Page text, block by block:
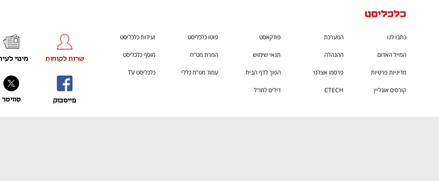
כתבו לנו המערכת פודקאסט פוטו כלכליסט ועידות כלכליסט
המייל האדום ההנהלה תנאי שימוש המרת מט"ח מוסף כלכליסט
מדיניות פרטיות פרסמו אצלנו הפוך לדף הבית עמוד מט"ח כללי כלכליסט TV
קורסים אונליין CTECH
דילים לחו"ל
פייסבוק
שרות לקוחות
טוויטר
מינוי